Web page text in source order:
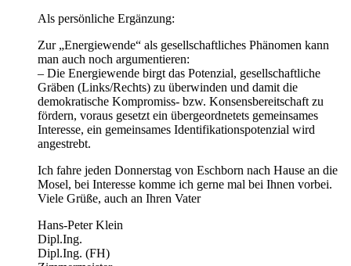
Als persönliche Ergänzung:
Zur „Energiewende“ als gesellschaftliches Phänomen kann
man auch noch argumentieren:
– Die Energiewende birgt das Potenzial, gesellschaftliche
Gräben (Links/Rechts) zu überwinden und damit die
demokratische Kompromiss- bzw. Konsensbereitschaft zu
fördern, voraus gesetzt ein übergeordnetets gemeinsames
Interesse, ein gemeinsames Identifikationspotenzial wird
angestrebt.
Ich fahre jeden Donnerstag von Eschborn nach Hause an die
Mosel, bei Interesse komme ich gerne mal bei Ihnen vorbei.
Viele Grüße, auch an Ihren Vater
Hans-Peter Klein
Dipl.Ing.
Dipl.Ing. (FH)